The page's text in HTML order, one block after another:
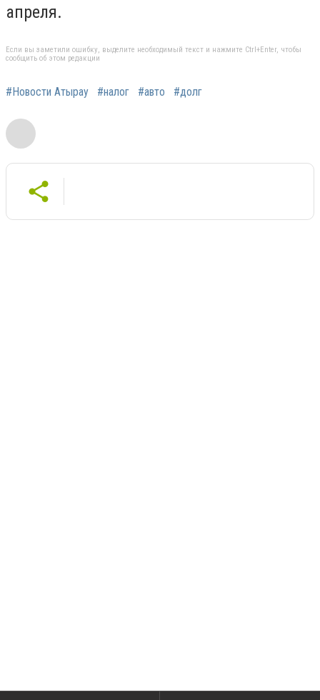
апреля.
Если вы заметили ошибку, выделите необходимый текст и нажмите Ctrl+Enter, чтобы
сообщить об этом редакции
#Новости Атырау #налог #авто #долг